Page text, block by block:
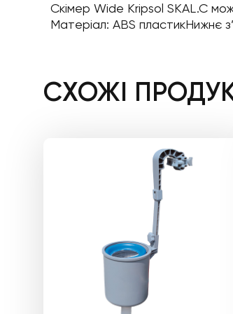
Скімер Wide Kripsol SKAL.C
Матеріал: ABS пластикНижнє
СХОЖІ